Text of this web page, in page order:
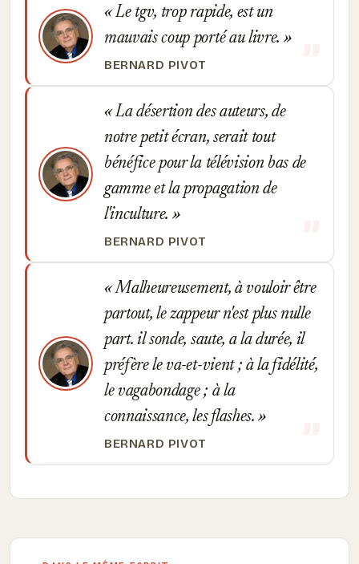
Le tgv, trop rapide, est un
mauvais coup porté au livre.
BERNARD PIVOT
La désertion des auteurs, de
notre petit écran, serait tout
bénéfice pour la télévision bas de
gamme et la propagation de
l'inculture.
BERNARD PIVOT
Malheureusement, à vouloir être
partout, le zappeur n'est plus nulle
part. il sonde, saute, a la durée, il
préfère le va-et-vient ; à la fidélité,
le vagabondage ; à la
connaissance, les flashes.
BERNARD PIVOT